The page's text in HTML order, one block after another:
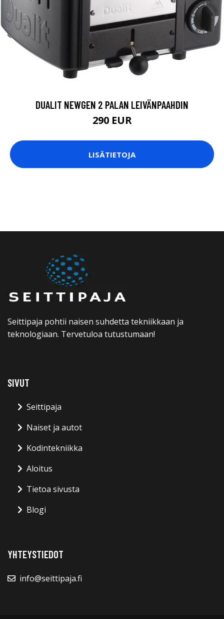
DUALIT NEWGEN 2 PALAN LEIVÄNPAAHDIN
290 EUR
LISÄTIETOJA
Seittipaja pohtii naisen suhdetta tekniikkaan ja
teknologiaan. Tervetuloa tutustumaan!
SIVUT
Seittipaja
Naiset ja autot
Kodintekniikka
Aloitus
Tietoa sivusta
Blogi
YHTEYSTIEDOT
info@seittipaja.fi